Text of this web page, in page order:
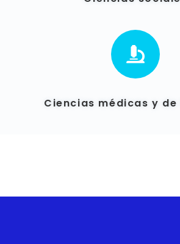

Ciencias médicas y